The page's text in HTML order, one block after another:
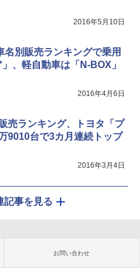
2016年5月10日
名別販売ランキングで乗用
、軽自動車は「N-BOX」
2016年4月6日
売ランキング、トヨタ「プ
9010台で3カ月連続トップ
2016年3月4日
記事を見る
お問い合わせ